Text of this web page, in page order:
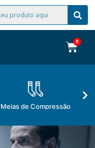
Meias de Compressão